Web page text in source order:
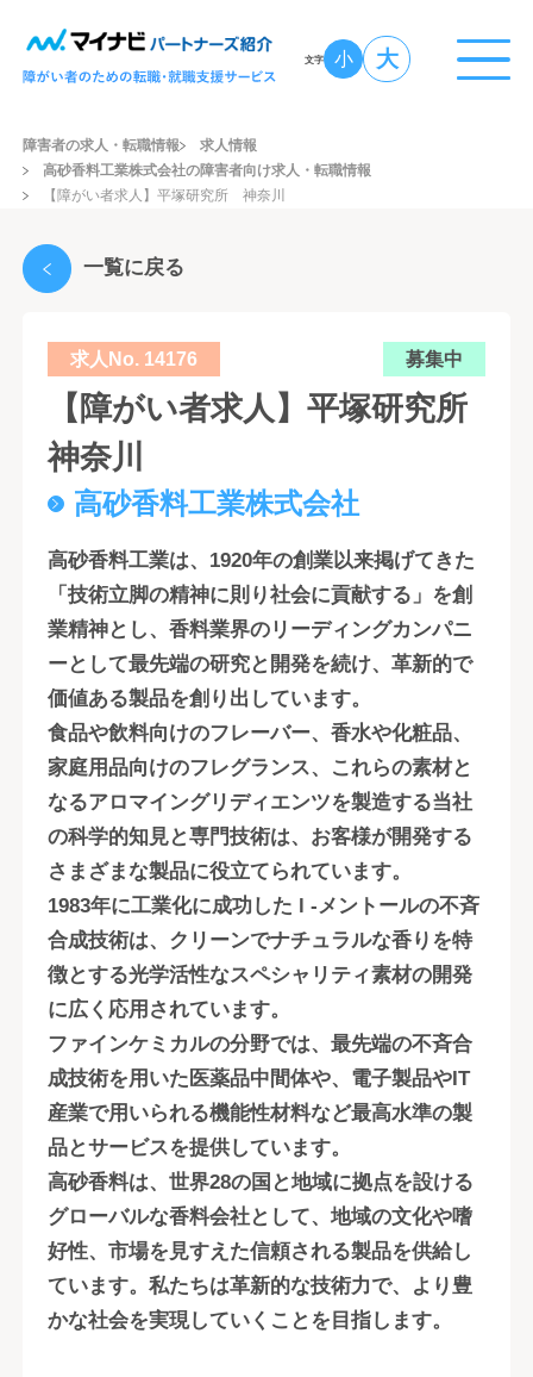
文字 小 大
障害者の求人・転職情報
求人情報
高砂香料工業株式会社の障害者向け求人・転職情報
【障がい者求人】平塚研究所 神奈川
一覧に戻る
求人No. 14176 募集中
【障がい者求人】平塚研究所
神奈川
高砂香料工業株式会社
高砂香料工業は、1920年の創業以来掲げてきた
「技術立脚の精神に則り社会に貢献する」を創
業精神とし、香料業界のリーディングカンパニ
ーとして最先端の研究と開発を続け、革新的で
価値ある製品を創り出しています。
食品や飲料向けのフレーバー、香水や化粧品、
家庭用品向けのフレグランス、これらの素材と
なるアロマイングリディエンツを製造する当社
の科学的知見と専門技術は、お客様が開発する
さまざまな製品に役立てられています。
1983年に工業化に成功した l -メントールの不斉
合成技術は、クリーンでナチュラルな香りを特
徴とする光学活性なスペシャリティ素材の開発
に広く応用されています。
ファインケミカルの分野では、最先端の不斉合
成技術を用いた医薬品中間体や、電子製品やIT
産業で用いられる機能性材料など最高水準の製
品とサービスを提供しています。
高砂香料は、世界28の国と地域に拠点を設ける
グローバルな香料会社として、地域の文化や嗜
好性、市場を見すえた信頼される製品を供給し
ています。私たちは革新的な技術力で、より豊
かな社会を実現していくことを目指します。